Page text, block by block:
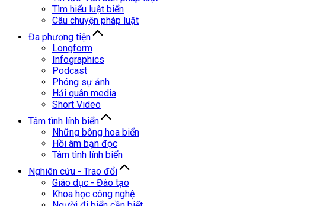
Tìm hiểu luật biển
Câu chuyện pháp luật
Đa phương tiện
Longform
Infographics
Podcast
Phóng sự ảnh
Hải quân media
Short Video
Tâm tình lính biển
Những bông hoa biển
Hồi âm bạn đọc
Tâm tình lính biển
Nghiên cứu - Trao đổi
Giáo dục - Đào tạo
Khoa học công nghệ